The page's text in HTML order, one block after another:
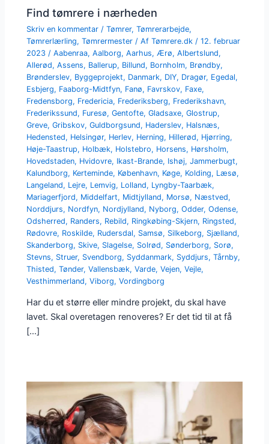
Find tømrere i nærheden
Skriv en kommentar /Tømrer,Tømrerarbejde,
Tømrerlærling,Tømrermester / AfTømrere.dk/12. februar
2023/Aabenraa,Aalborg,Aarhus,Ærø,Albertslund,
Allerød,Assens, Ballerup, Billund, Bornholm, Brøndby,
Brønderslev, Byggeprojekt, Danmark, DIY, Dragør, Egedal,
Esbjerg, Faaborg-Midtfyn, Fanø, Favrskov, Faxe,
Fredensborg, Fredericia, Frederiksberg, Frederikshavn,
Frederikssund, Furesø,Gentofte,Gladsaxe,Glostrup,
Greve,Gribskov,Guldborgsund, Haderslev, Halsnæs,
Hedensted, Helsingør, Herlev, Herning, Hillerød, Hjørring,
Høje-Taastrup, Holbæk, Holstebro, Horsens, Hørsholm,
Hovedstaden, Hvidovre, Ikast-Brande, Ishøj,Jammerbugt,
Kalundborg, Kerteminde, København, Køge, Kolding, Læsø,
Langeland, Lejre, Lemvig, Lolland, Lyngby-Taarbæk,
Mariagerfjord, Middelfart, Midtjylland, Morsø, Næstved,
Norddjurs, Nordfyn, Nordjylland, Nyborg,Odder,Odense,
Odsherred, Randers, Rebild, Ringkøbing-Skjern, Ringsted,
Rødovre, Roskilde, Rudersdal, Samsø, Silkeborg, Sjælland,
Skanderborg, Skive, Slagelse, Solrød, Sønderborg, Sorø,
Stevns, Struer, Svendborg, Syddanmark, Syddjurs,Tårnby,
Thisted,Tønder,Vallensbæk,Varde,Vejen,Vejle,
Vesthimmerland,Viborg,Vordingborg
Har du et større eller mindre projekt, du skal have
lavet. Skal overetagen renoveres? Er det tid til at få
[…]